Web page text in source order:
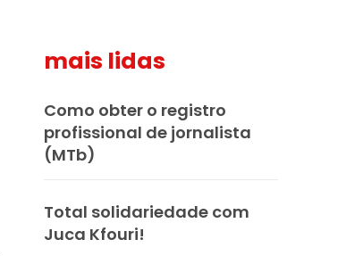
mais lidas
Como obter o registro
profissional de jornalista
(MTb)
Total solidariedade com
Juca Kfouri!